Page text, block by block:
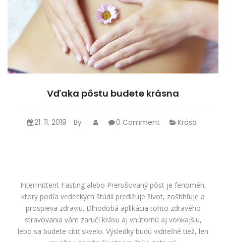
Vďaka pôstu budete krásna
21. 11. 2019 By : 0 Comment Krása
Intermittent Fasting alebo Prerušovaný pôst je fenomén,
ktorý podľa vedeckých štúdií predlžuje život, zoštíhľuje a
prospieva zdraviu. Dlhodobá aplikácia tohto zdravého
stravovania vám zaručí krásu aj vnútornú aj vonkajšiu,
lebo sa budete cítiť skvelo. Výsledky budú viditeľné tiež, len